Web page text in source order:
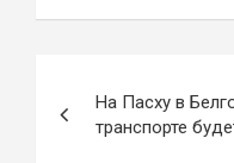
по
На Пасху в
транспорте